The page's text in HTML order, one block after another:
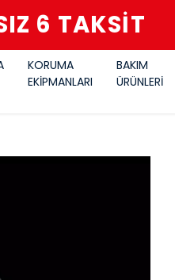
6 TAKSİT
KORUMA
EKİPMANLARI
BAKIM
ÜRÜNLERİ